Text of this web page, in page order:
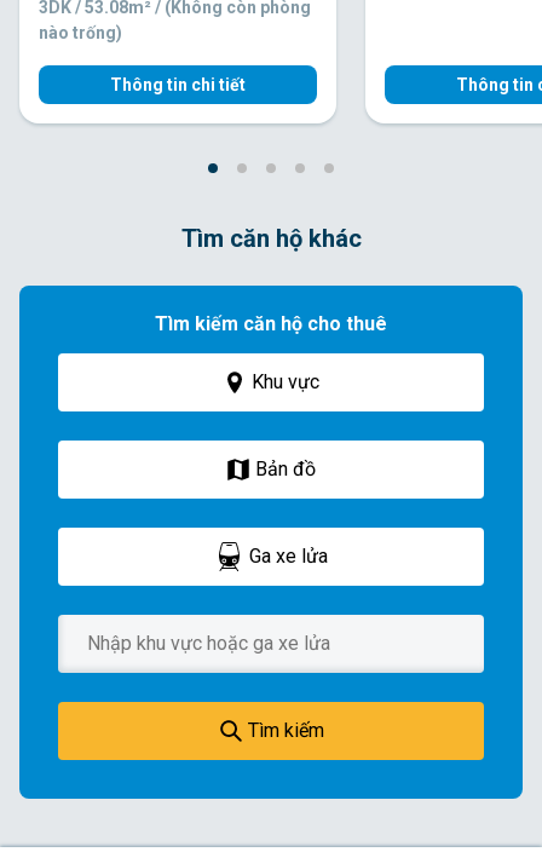
3DK / 53.08m² / (Không còn phòng
nào trống)
Thông tin chi tiết Thông tin
Tìm căn hộ khác
Tìm kiếm căn hộ cho thuê
Khu vực
Bản đồ
Ga xe lửa
Tìm kiếm